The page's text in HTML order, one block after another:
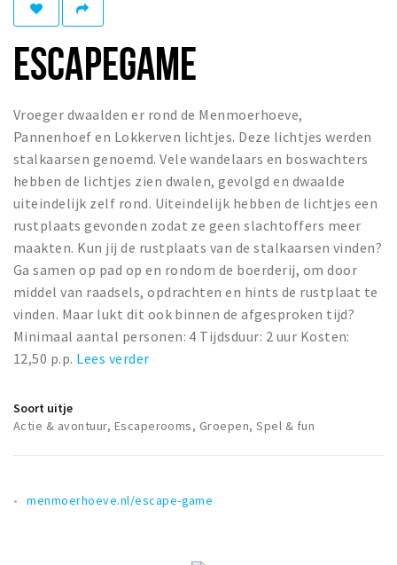
Winkelgebieden
Bezienswaardigheden
Musea, theaters & podia
Uitjes & activiteiten
Toeristische routes
Natuurgebieden
Baroniepoorten
Sport
Andere City Apps
Inloggen
ESCAPEGAME
Vroeger dwaalden er rond de Menmoerhoeve,
Pannenhoef en Lokkerven lichtjes. Deze lichtjes werden
stalkaarsen genoemd. Vele wandelaars en boswachters
hebben de lichtjes zien dwalen, gevolgd en dwaalde
uiteindelijk zelf rond. Uiteindelijk hebben de lichtjes een
rustplaats gevonden zodat ze geen slachtoffers meer
maakten. Kun jij de rustplaats van de stalkaarsen vinden?
Ga samen op pad op en rondom de boerderij, om door
middel van raadsels, opdrachten en hints de rustplaat te
vinden. Maar lukt dit ook binnen de afgesproken tijd?
Minimaal aantal personen: 4 Tijdsduur: 2 uur Kosten:
12,50 p.p. Lees verder
Soort uitje
Actie & avontuur, Escaperooms, Groepen, Spel & fun
menmoerhoeve.nl/escape-game